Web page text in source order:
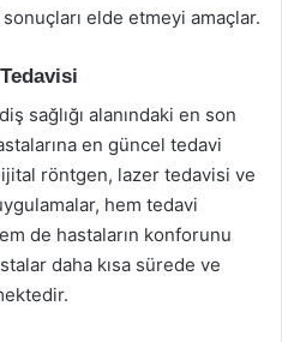
elde etmeyi amaçlar.
sağlığı alanındaki en son
en güncel tedavi
röntgen, lazer tedavisi ve
hem tedavi
de hastaların konforunu
daha kısa sürede ve